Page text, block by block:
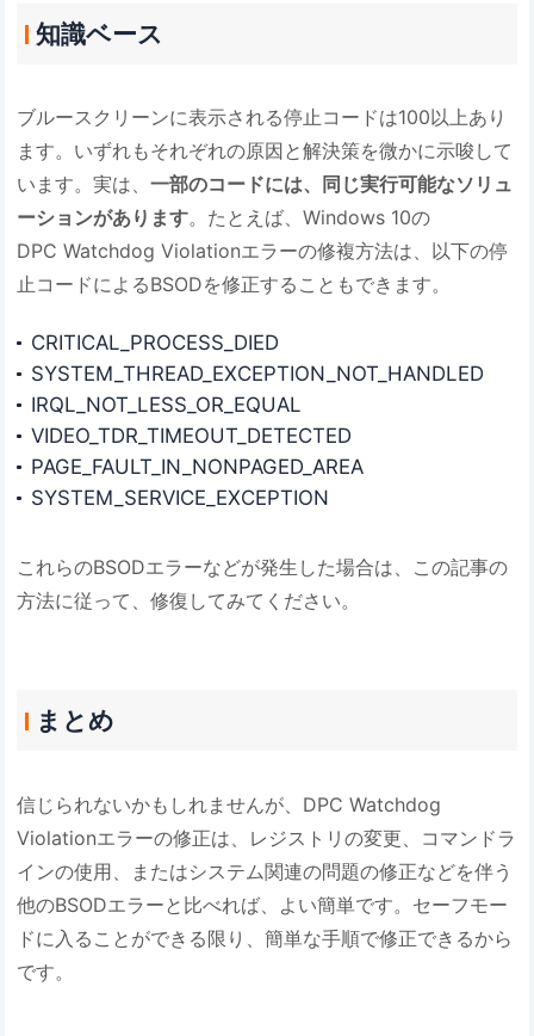
知識ベース
ブルースクリーンに表示される停止コードは100以上あり
ます。いずれもそれぞれの原因と解決策を微かに示唆して
います。実は、一部のコードには、同じ実行可能なソリュ
ーションがあります。たとえば、Windows 10の
DPC Watchdog Violationエラーの修複方法は、以下の停
止コードによるBSODを修正することもできます。
CRITICAL_PROCESS_DIED
SYSTEM_THREAD_EXCEPTION_NOT_HANDLED
IRQL_NOT_LESS_OR_EQUAL
VIDEO_TDR_TIMEOUT_DETECTED
PAGE_FAULT_IN_NONPAGED_AREA
SYSTEM_SERVICE_EXCEPTION
これらのBSODエラーなどが発生した場合は、この記事の
方法に従って、修復してみてください。
まとめ
信じられないかもしれませんが、DPC Watchdog
Violationエラーの修正は、レジストリの変更、コマンドラ
インの使用、またはシステム関連の問題の修正などを伴う
他のBSODエラーと比べれば、よい簡単です。セーフモー
ドに入ることができる限り、簡単な手順で修正できるから
です。